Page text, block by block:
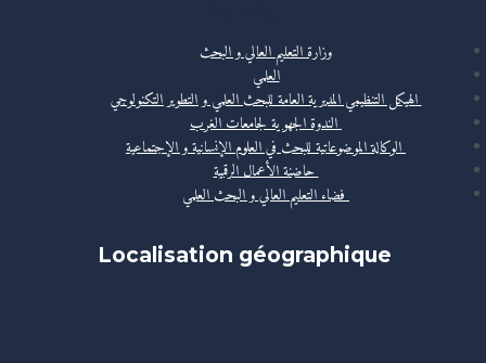
وزارة التعليم العالي و البحث
العلمي
الهيكل التنظيمي المديرية العامة للبحث العلمي و التطوير التكنولوجي
الندوة الجهوية لجامعات الغرب
الوكالة الموضوعاتية للبحث في العلوم الإنسانية و الإجتماعية
حاضنة الأعمال الرقمية
فضاء التعليم العالي و البحث العلمي
Localisation géographique